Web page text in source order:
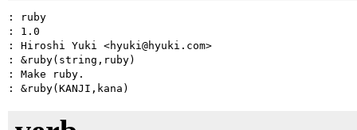
: ruby
: 1.0
: Hiroshi Yuki <hyuki@hyuki.com>
: &ruby(string,ruby)
: Make ruby.